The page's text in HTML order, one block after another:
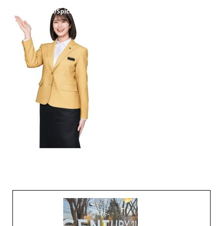
content/themes/SpiceCM/template-parts/page-header.php